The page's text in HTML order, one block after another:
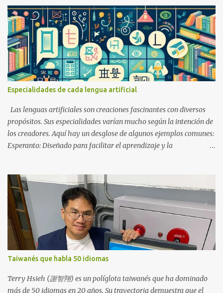
orígenes internacionales y son compartidas por la mayoría de los
idiomas europeos, cualquier persona educada puede entenderlas.
Como tal, no es un idioma desconocido para aprender; más bien, es
un idioma europeo aceptado. Sin embargo, su total regularidad y
simplicidad (sin reglas ni excepciones innecesarias) lo hacen
incomparablemente más simple que cualquiera de esos idiomas.
Con ello se logra el objetivo del lingüista Jespersen de conseguir un
idioma más fácil para la mayoría de la gente. El esperanto suele
utilizar signos diacríticos distintivos que, incluso en la era
moderna, pueden resultar difíciles de escr...
Especialidades de cada lengua artificial
Las lenguas artificiales son creaciones fascinantes con diversos
propósitos. Sus especialidades varían mucho según la intención de
los creadores. Aquí hay un desglose de algunos ejemplos comunes:
Esperanto: Diseñado para facilitar el aprendizaje y la
común simplificado de idiomas europeos existentes, con el objetivo
de lograr el máximo vocabulario internacional. Klingon: Diseñado
para sonar extraño y culturalmente distinto, con una gramática
compleja y una fonología única. Lojban: Diseñado para lograr
precisión lógica y minimizar la ambigüedad. Sambahsa: Diseñado
como un idioma auxiliar internacional que se centra en la
simplicidad y la neutralidad, extrayendo vocabulario y gramática
del indoeuropeo modificado según el uso moderno común.
Intereslavo: Destinado a la comunicación entre hablantes de
diferentes lenguas eslavas. Su objetivo es permitir una comu...
Taiwanés que habla 50 idiomas
Terry Hsieh (謝智翔) es un políglota taiwanés que ha dominado
más de 50 idiomas en 20 años. Su trayectoria demuestra que el